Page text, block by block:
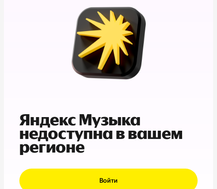
Яндекс Музыка
недоступна в вашем
регионе
Войти